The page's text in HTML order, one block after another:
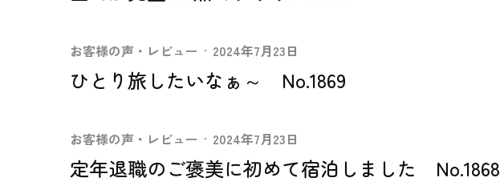
お客様の声・レビュー · 2024年7月23日
ひとり旅したいなぁ～ No.1869
お客様の声・レビュー · 2024年7月23日
定年退職のご褒美に初めて宿泊しました No.1868